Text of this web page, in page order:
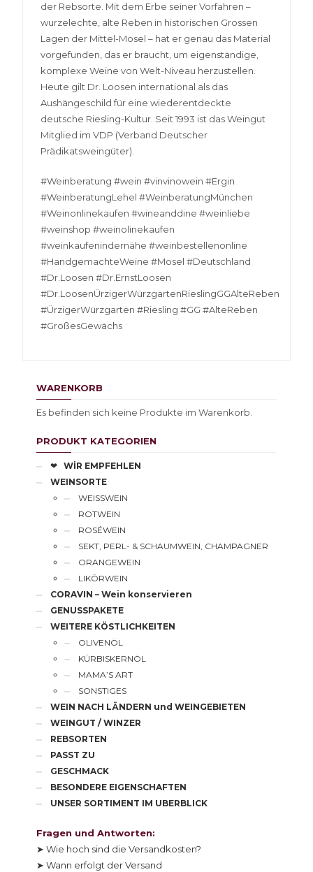
der Rebsorte. Mit dem Erbe seiner Vorfahren –
wurzelechte, alte Reben in historischen Grossen
Lagen der Mittel-Mosel – hat er genau das Material
vorgefunden, das er braucht, um eigenständige,
komplexe Weine von Welt-Niveau herzustellen.
Heute gilt Dr. Loosen international als das
Aushängeschild für eine wiederentdeckte
deutsche Riesling-Kultur. Seit 1993 ist das Weingut
Mitglied im VDP (Verband Deutscher
Prädikatsweingüter).
#Weinberatung #wein #vinvinowein #Ergin
#WeinberatungLehel #WeinberatungMünchen
#Weinonlinekaufen #wineanddine #weinliebe
#weinshop #weinolinekaufen
#weinkaufenindernähe #weinbestellenonline
#HandgemachteWeine #Mosel #Deutschland
#Dr.Loosen #Dr.ErnstLoosen
#Dr.LoosenÜrzigerWürzgartenRieslingGGAlteReben
#ÜrzigerWürzgarten #Riesling #GG #AlteReben
#GroßesGewächs
WARENKORB
Es befinden sich keine Produkte im Warenkorb.
PRODUKT KATEGORIEN
❤WİR EMPFEHLEN
WEINSORTE
WEISSWEIN
ROTWEIN
ROSÉWEIN
SEKT, PERL- & SCHAUMWEIN, CHAMPAGNER
ORANGEWEIN
LIKÖRWEIN
CORAVIN – Wein konservieren
GENUSSPAKETE
WEITERE KÖSTLICHKEITEN
OLIVENÖL
KÜRBISKERNÖL
MAMA’S ART
SONSTIGES
WEIN NACH LÄNDERN und WEINGEBIETEN
WEINGUT / WINZER
REBSORTEN
PASST ZU
GESCHMACK
BESONDERE EIGENSCHAFTEN
UNSER SORTIMENT IM UBERBLICK
Fragen und Antworten:
➤ Wie hoch sind die Versandkosten?
➤ Wann erfolgt der Versand